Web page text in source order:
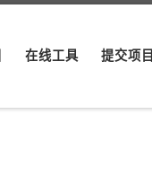
在线工具 提交项目